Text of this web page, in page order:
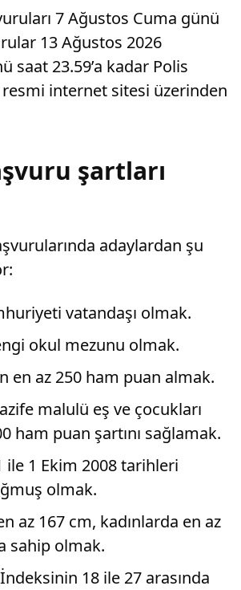
7 Ağustos Cuma günü
13 Ağustos 2026
saat 23.59’a kadar Polis
resmi internet sitesi üzerinden
şartları
adaylardan şu
vatandaşı olmak.
okul mezunu olmak.
en az 250 ham puan almak.
malulü eş ve çocukları
ham puan şartını sağlamak.
ile 1 Ekim 2008 tarihleri
olmak.
az 167 cm, kadınlarda en az
sahip olmak.
18 ile 27 arasında